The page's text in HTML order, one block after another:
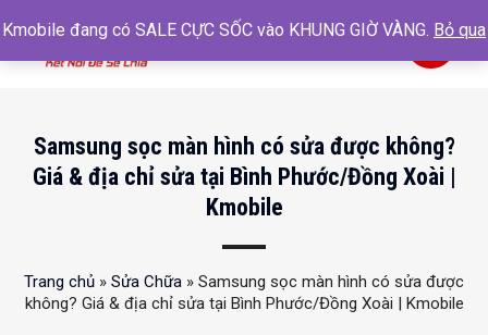
0
Samsung sọc màn hình có sửa được không?
Giá & địa chỉ sửa tại Bình Phước/Đồng Xoài |
Kmobile
Trang chủ » Sửa Chữa » Samsung sọc màn hình có sửa được
không? Giá & địa chỉ sửa tại Bình Phước/Đồng Xoài | Kmobile
Kmobile đang có SALE CỰC SỐC vào KHUNG GIỜ VÀNG. Bỏ qua